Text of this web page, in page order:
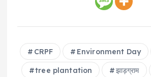
CRPF Environment Day
tree plantation झाड़ग्राम